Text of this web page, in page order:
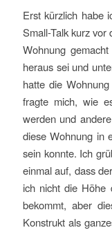
Erst kürzlich habe
Small-Talk kurz
Wohnung
heraus sei und
hatte die
fragte mich, wie
werden und
diese Wohnung in
sein konnte. Ich
einmal auf, dass
ich nicht die Höhe
bekommt, aber
Konstrukt als